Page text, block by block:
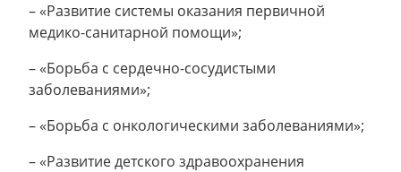
– «Развитие системы оказания первичной
медико-санитарной помощи»;
– «Борьба с сердечно-сосудистыми
заболеваниями»;
– «Борьба с онкологическими заболеваниями»;
– «Развитие детского здравоохранения